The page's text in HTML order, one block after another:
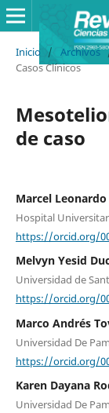
Inicio / Archivos
Casos Clínicos
de caso
Marcel
Hospital
https://orcid.org/
Melvyn Yesid
Universidad de
https://orcid.org/
Marco Andrés
Universidad De
https://orcid.org/
Karen Dayana
Universidad De